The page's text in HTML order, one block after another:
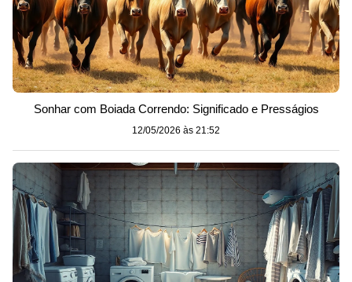
Sonhar com Boiada Correndo: Significado e Presságios
12/05/2026 às 21:52